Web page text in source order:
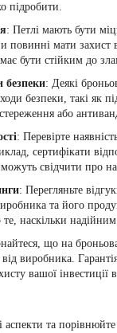
підробити.
: Петлі мають бути
повинні мати захист
бути стійким до
безпеки: Деякі
безпеки, такі як
або
: Перевірте
сертифікати
можуть свідчити про
: Перегляньте
та його
наскільки
що на
від виробника.
вашої інвестиції
аспекти та порівнюйте